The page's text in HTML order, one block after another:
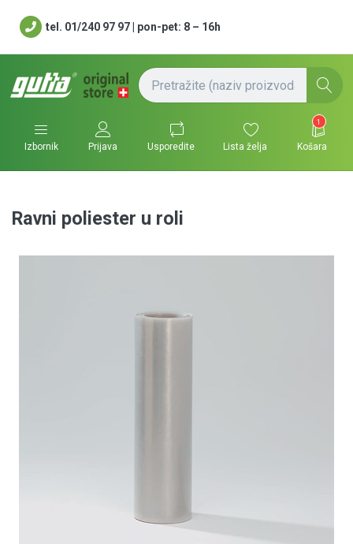
tel. 01/240 97 97 | pon-pet: 8 – 16h
Izbornik Prijava Usporedite Lista želja
1
Košara
Ravni poliester u roli